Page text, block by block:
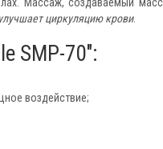
циркуляцию крови.
SMP-70":
воздействие;